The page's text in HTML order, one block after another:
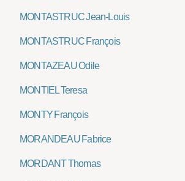
MONTASTRUC Jean-Louis
MONTASTRUC François
MONTAZEAU Odile
MONTIEL Teresa
MONTY François
MORANDEAU Fabrice
MORDANT Thomas